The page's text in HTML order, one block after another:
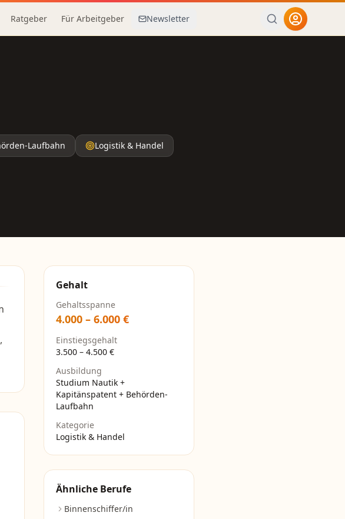
Ratgeber Für Arbeitgeber Newsletter
Laufbahn Logistik & Handel
Gehalt
Gehaltsspanne
4.000 – 6.000 €
Einstiegsgehalt
3.500 – 4.500 €
Ausbildung
Studium Nautik +
Kapitänspatent + Behörden-
Laufbahn
Kategorie
Logistik & Handel
Ähnliche Berufe
Binnenschiffer/in